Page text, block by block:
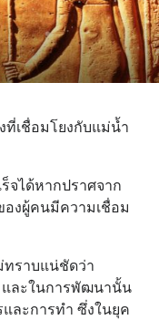
ที่เชื่อมโยงกับแม่น้ำ
จได้หากปราศจาก
งผู้คนมีความเชื่อม
ราบแน่ชัดว่า
ละในการพัฒนานั้น
ละการทำ ซึ่งในยุค